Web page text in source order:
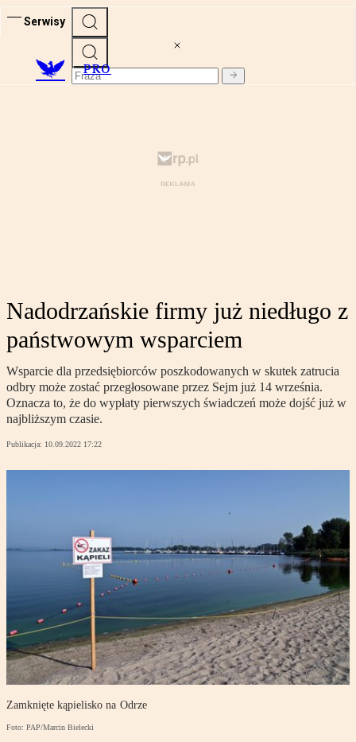
Serwisy
PRO
Nadodrzańskie firmy już niedługo z
państwowym wsparciem
Wsparcie dla przedsiębiorców poszkodowanych w skutek zatrucia
odbry może zostać przegłosowane przez Sejm już 14 września.
Oznacza to, że do wypłaty pierwszych świadczeń może dojść już w
najbliższym czasie.
Publikacja: 10.09.2022 17:22
Zamknięte kąpielisko na Odrze
Foto: PAP/Marcin Bielecki